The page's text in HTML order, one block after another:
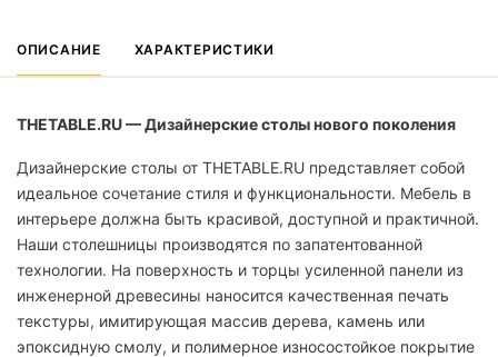
ОПИСАНИЕ ХАРАКТЕРИСТИКИ
THETABLE.RU — Дизайнерские столы нового поколения
Дизайнерские столы от THETABLE.RU представляет собой
идеальное сочетание стиля и функциональности. Мебель в
интерьере должна быть красивой, доступной и практичной.
Наши столешницы производятся по запатентованной
технологии. На поверхность и торцы усиленной панели из
инженерной древесины наносится качественная печать
текстуры, имитирующая массив дерева, камень или
эпоксидную смолу, и полимерное износостойкое покрытие